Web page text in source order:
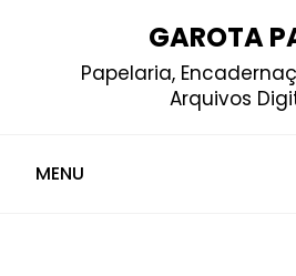
GAROTA
Papelaria,
Arquivos
MENU